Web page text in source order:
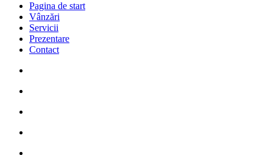
Pagina de start
Vânzări
Servicii
Prezentare
Contact